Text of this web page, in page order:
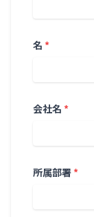
名 *
会社名 *
所属部署 *